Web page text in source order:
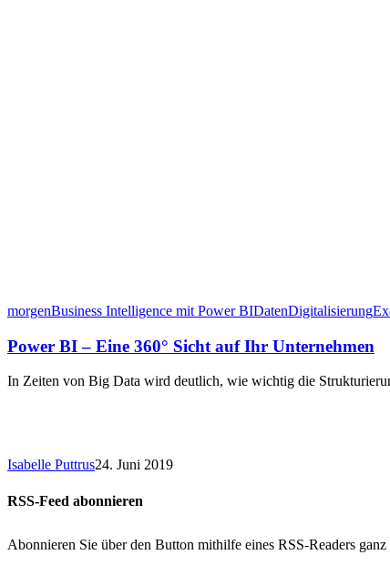
morgenBusiness Intelligence mit Power BIDatenDigitalisierung
Power BI – Eine 360° Sicht auf Ihr Unternehmen
In Zeiten von Big Data wird deutlich, wie wichtig die
Isabelle Puttrus24. Juni 2019
RSS-Feed abonnieren
Abonnieren Sie über den Button mithilfe eines RSS-Readers